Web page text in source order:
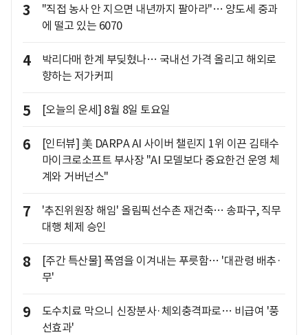
3
"직접 농사 안 지으면 내년까지 팔아라"… 양도세 중과
에 떨고 있는 6070
4
박리다매 한계 부딪혔나… 국내선 가격 올리고 해외로
향하는 저가커피
5 [오늘의 운세] 8월 8일 토요일
6
[인터뷰] 美 DARPA AI 사이버 챌린지 1위 이끈 김태수
마이크로소프트 부사장 "AI 모델보다 중요한건 운영 체
계와 거버넌스"
7
'추진위원장 해임' 올림픽선수촌 재건축… 송파구, 직무
대행 체제 승인
8
[주간 특산물] 폭염을 이겨내는 푸릇함… '대관령 배추·
무'
9
도수치료 막으니 신장분사·체외충격파로… 비급여 '풍
선효과'